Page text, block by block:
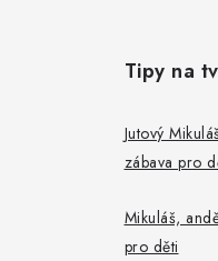
Tipy na
Jutový
zábava pro
Mikuláš,
pro děti